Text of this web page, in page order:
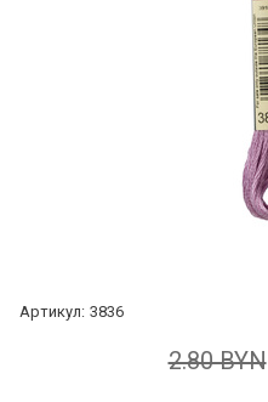
Артикул: 3836
2.80 BYN